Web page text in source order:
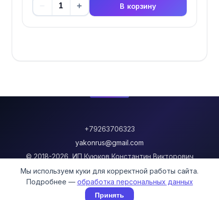
+ В корзину
+79263706323
yakonrus@gmail.com
© 2018-2026, ИП Куюков Константин Викторович
Информация о доставке
Политика возврата
Мы используем куки для корректной работы сайта.
Подробнее — обработка персональных данных
Принять